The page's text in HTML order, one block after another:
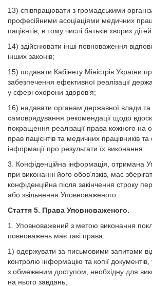
13) співпрацювати з громадськими
професійними асоціаціями медичних
пацієнтів, в тому числі батьків хворих
14) здійснювати інші повноваження
інших законів;
15) подавати Кабінету Міністрів України
забезпечення ефективної реалізації
у сфері охорони здоров’я;
16) надавати органам державної влади
самоврядування рекомендації щодо
покращення реалізації права кожного на
прав пацієнтів та медичних працівників
інформації про результати їх виконання.
3. Конфіденційна інформація, отримана
при виконанні його обов’язків, має
конфіденційна після закінчення строку
або звільнення Уповноваженого.
Стаття 5. Права Уповноваженого.
1. Уповноважений з метою виконання
повноважень має такі права:
1) одержувати за письмовими запитами
контролю інформацію та копії документів,
з обмеженим доступом, необхідну для
на нього завдань;